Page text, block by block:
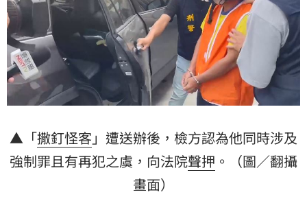
▲「撒釘怪客 」遭送辦後，檢方認為他同時涉及
強制罪且有再犯之虞，向法院聲押 。（圖／翻攝
畫面）